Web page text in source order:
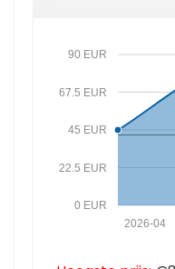
0 EUR
22.5 EUR
45 EUR
67.5 EUR
90 EUR
2026-04